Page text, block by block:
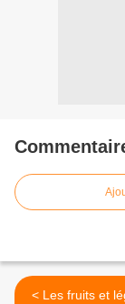
< Les fruits et légumes de